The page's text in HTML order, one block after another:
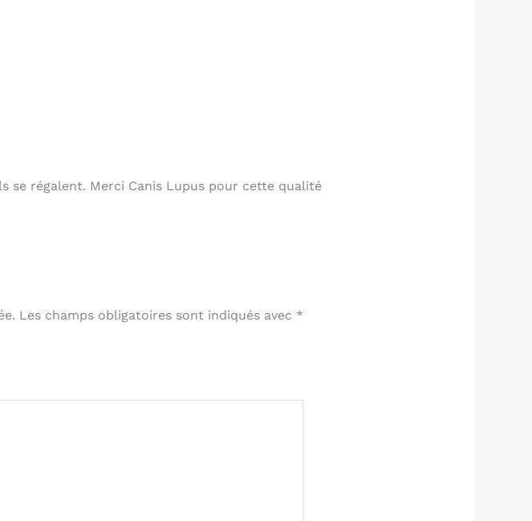
se régalent. Merci Canis Lupus pour cette qualité
Les champs obligatoires sont indiqués avec *